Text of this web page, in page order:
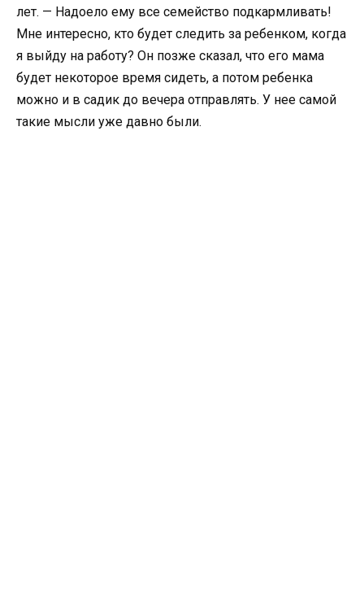
лет. — Надоело ему все семейство подкармливать!
Мне интересно, кто будет следить за ребенком, когда
я выйду на работу? Он позже сказал, что его мама
будет некоторое время сидеть, а потом ребенка
можно и в садик до вечера отправлять. У нее самой
такие мысли уже давно были.